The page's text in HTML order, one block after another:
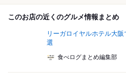
このお店の近くのグルメ情報まとめ
リーガロイヤルホテル大
選
食べログまとめ編集部